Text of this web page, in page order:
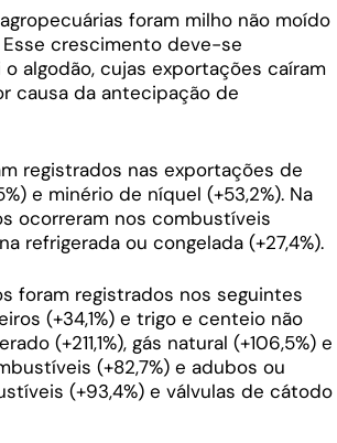
foram milho não moído
Esse crescimento deve-se
algodão, cujas exportações caíram
causa da antecipação de
registrados nas exportações de
e minério de níquel (+53,2%). Na
ocorreram nos combustíveis
refrigerada ou congelada (+27,4%).
foram registrados nos seguintes
(+34,1%) e trigo e centeio não
(+211,1%), gás natural (+106,5%) e
(+82,7%) e adubos ou
(+93,4%) e válvulas de cátodo